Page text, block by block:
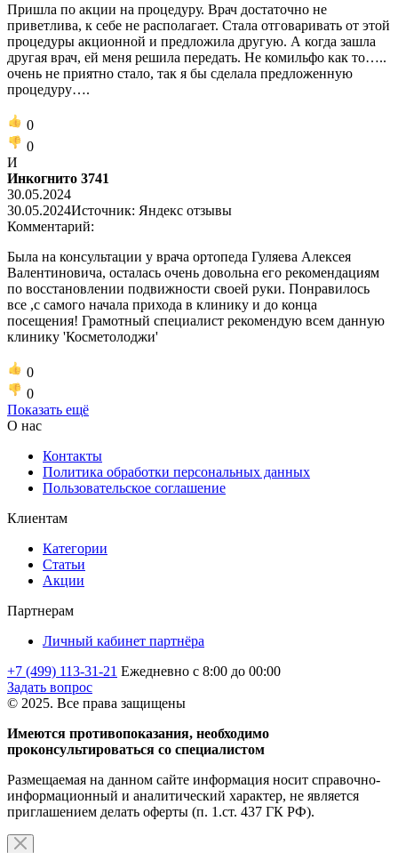
Пришла по акции на процедуру. Врач достаточно не
приветлива, к себе не располагает. Стала отговаривать от этой
процедуры акционной и предложила другую. А когда зашла
другая врач, ей меня решила передать. Не комильфо как то…..
очень не приятно стало, так я бы сделала предложенную
процедуру….
0
0
И
Инкогнито 3741
30.05.2024
30.05.2024Источник: Яндекс отзывы
Комментарий:
Была на консультации у врача ортопеда Гуляева Алексея
Валентиновича, осталась очень довольна его рекомендациям
по восстановлении подвижности своей руки. Понравилось
все ,с самого начала прихода в клинику и до конца
посещения! Грамотный специалист рекомендую всем данную
клинику 'Косметолоджи'
0
0
Показать ещё
О нас
Контакты
Политика обработки персональных данных
Пользовательское соглашение
Клиентам
Категории
Статьи
Акции
Партнерам
Личный кабинет партнёра
+7 (499) 113-31-21 Ежедневно с 8:00 до 00:00
Задать вопрос
© 2025. Все права защищены
Имеются противопоказания, необходимо
проконсультироваться со специалистом
Размещаемая на данном сайте информация носит справочно-
информационный и аналитический характер, не является
приглашением делать оферты (п. 1.ст. 437 ГК РФ).